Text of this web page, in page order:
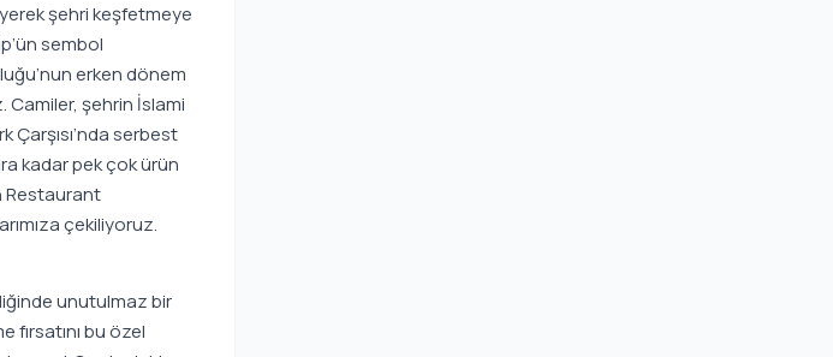
şehri keşfetmeye
sembol
erken dönem
şehrin İslami
Çarşısı’nda serbest
kadar pek çok ürün
Restaurant
çekiliyoruz.
unutulmaz bir
bu özel